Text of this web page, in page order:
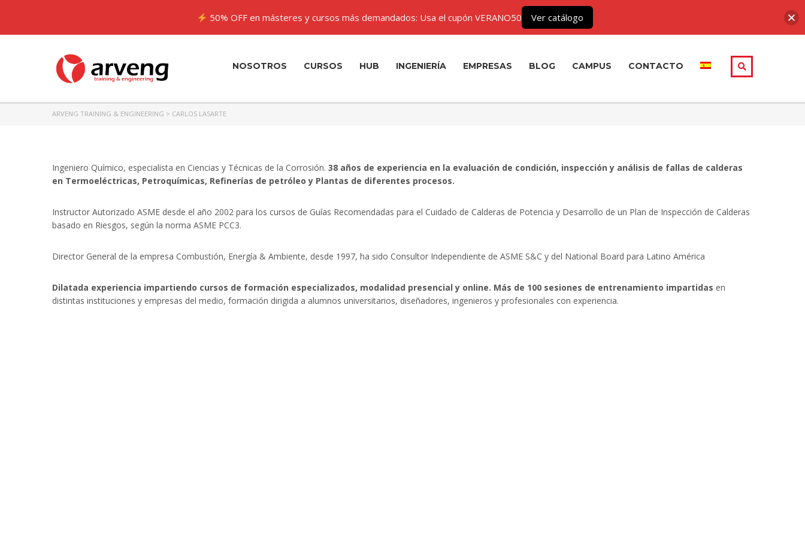
NOSOTROS CURSOS HUB INGENIERÍA EMPRESAS BLOG CAMPUS CONTACTO
ARVENG TRAINING & ENGINEERING > CARLOS LASARTE
Ingeniero Químico, especialista en Ciencias y Técnicas de la Corrosión. 38 años de experiencia en la evaluación de condición, inspección y análisis de fallas de calderas
en Termoeléctricas, Petroquímicas, Refinerías de petróleo y Plantas de diferentes procesos.
Instructor Autorizado ASME desde el año 2002 para los cursos de Guías Recomendadas para el Cuidado de Calderas de Potencia y Desarrollo de un Plan de Inspección de Calderas
basado en Riesgos, según la norma ASME PCC3.
Director General de la empresa Combustión, Energía & Ambiente, desde 1997, ha sido Consultor Independiente de ASME S&C y del National Board para Latino América
Dilatada experiencia impartiendo cursos de formación especializados, modalidad presencial y online. Más de 100 sesiones de entrenamiento impartidas en
distintas instituciones y empresas del medio, formación dirigida a alumnos universitarios, diseñadores, ingenieros y profesionales con experiencia.
50% OFF en másteres y cursos más demandados: Usa el cupón VERANO50 Ver catálogo